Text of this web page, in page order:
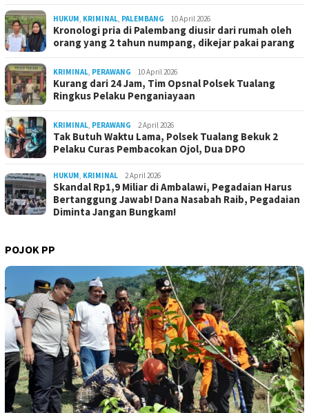
HUKUM, KRIMINAL, PALEMBANG 10 April 2026
Kronologi pria di Palembang diusir dari rumah oleh
orang yang 2 tahun numpang, dikejar pakai parang
KRIMINAL, PERAWANG 10 April 2026
Kurang dari 24 Jam, Tim Opsnal Polsek Tualang
Ringkus Pelaku Penganiayaan
KRIMINAL, PERAWANG 2 April 2026
Tak Butuh Waktu Lama, Polsek Tualang Bekuk 2
Pelaku Curas Pembacokan Ojol, Dua DPO
HUKUM, KRIMINAL 2 April 2026
Skandal Rp1,9 Miliar di Ambalawi, Pegadaian Harus
Bertanggung Jawab! Dana Nasabah Raib, Pegadaian
Diminta Jangan Bungkam!
POJOK PP